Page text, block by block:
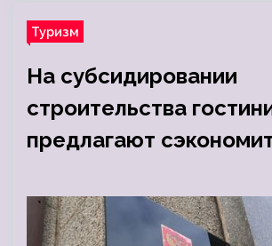
Туризм
На субсидировании
строительства
предлагают